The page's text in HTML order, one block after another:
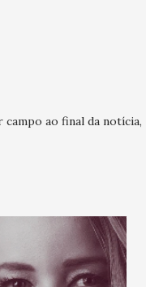
ao final da notícia,